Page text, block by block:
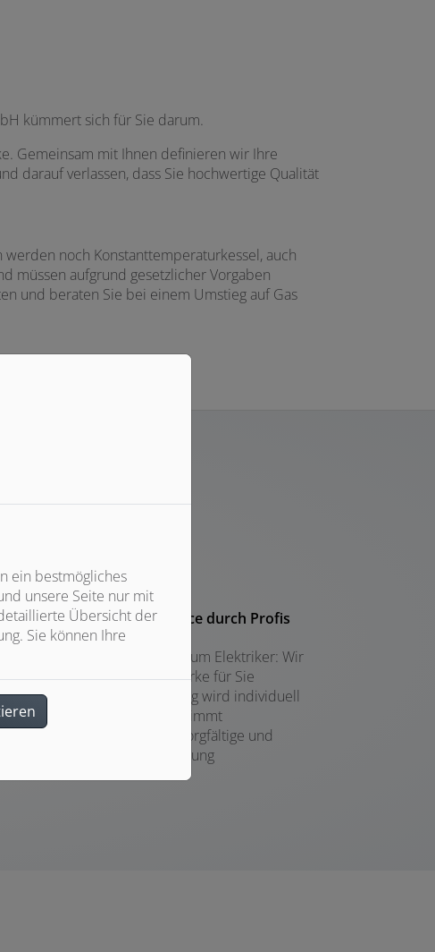
kümmert sich für Sie darum.
Gemeinsam mit Ihnen definieren wir Ihre
darauf verlassen, dass Sie hochwertige Qualität
noch Konstanttemperaturkessel, auch
müssen aufgrund gesetzlicher Vorgaben
und beraten Sie bei einem Umstieg auf Gas
Installation und Service durch Profis
Vom Schornsteinfeger zum Elektriker: Wir
koordinieren alle Gewerke für Sie
Ihre Öl- oder Gasheizung wird individuell
auf Ihr Gebäude abgestimmt
Wir versprechen eine sorgfältige und
termingerechte Ausführung
ein bestmögliches
unsere Seite nur mit
Übersicht der
Sie können Ihre